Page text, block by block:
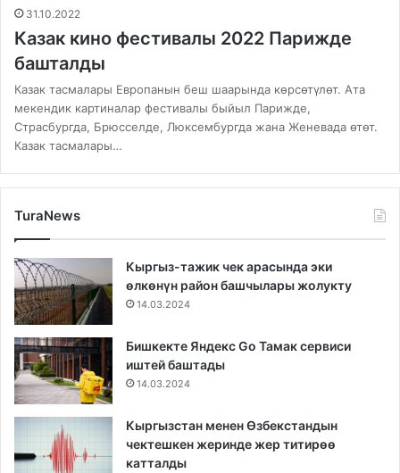
31.10.2022
Казак кино фестивалы 2022 Парижде
башталды
Казак тасмалары Европанын беш шаарында көрсөтүлөт. Ата
мекендик картиналар фестивалы быйыл Парижде,
Страсбургда, Брюсселде, Люксембургда жана Женевада өтөт.
Казак тасмалары…
TuraNews
Кыргыз-тажик чек арасында эки
өлкөнүн район башчылары жолукту
14.03.2024
Бишкекте Яндекс Go Тамак сервиси
иштей баштады
14.03.2024
Кыргызстан менен Өзбекстандын
чектешкен жеринде жер титирөө
катталды